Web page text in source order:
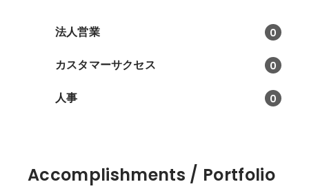
法人営業 0
カスタマーサクセス 0
人事 0
Accomplishments / Portfolio